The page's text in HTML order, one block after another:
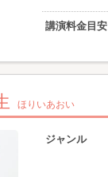
講演料金目安
ほりいあおい
ジャンル